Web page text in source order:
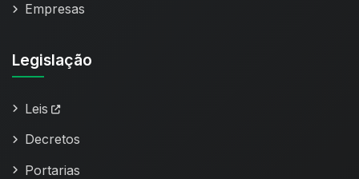
Empresas
Legislação
Leis
Decretos
Portarias